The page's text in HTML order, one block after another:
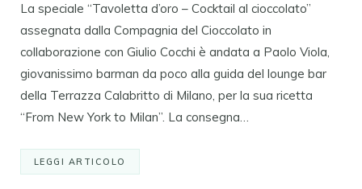
La speciale “Tavoletta d’oro – Cocktail al cioccolato”
assegnata dalla Compagnia del Cioccolato in
collaborazione con Giulio Cocchi è andata a Paolo Viola,
giovanissimo barman da poco alla guida del lounge bar
della Terrazza Calabritto di Milano, per la sua ricetta
“From New York to Milan”. La consegna…
LEGGI ARTICOLO